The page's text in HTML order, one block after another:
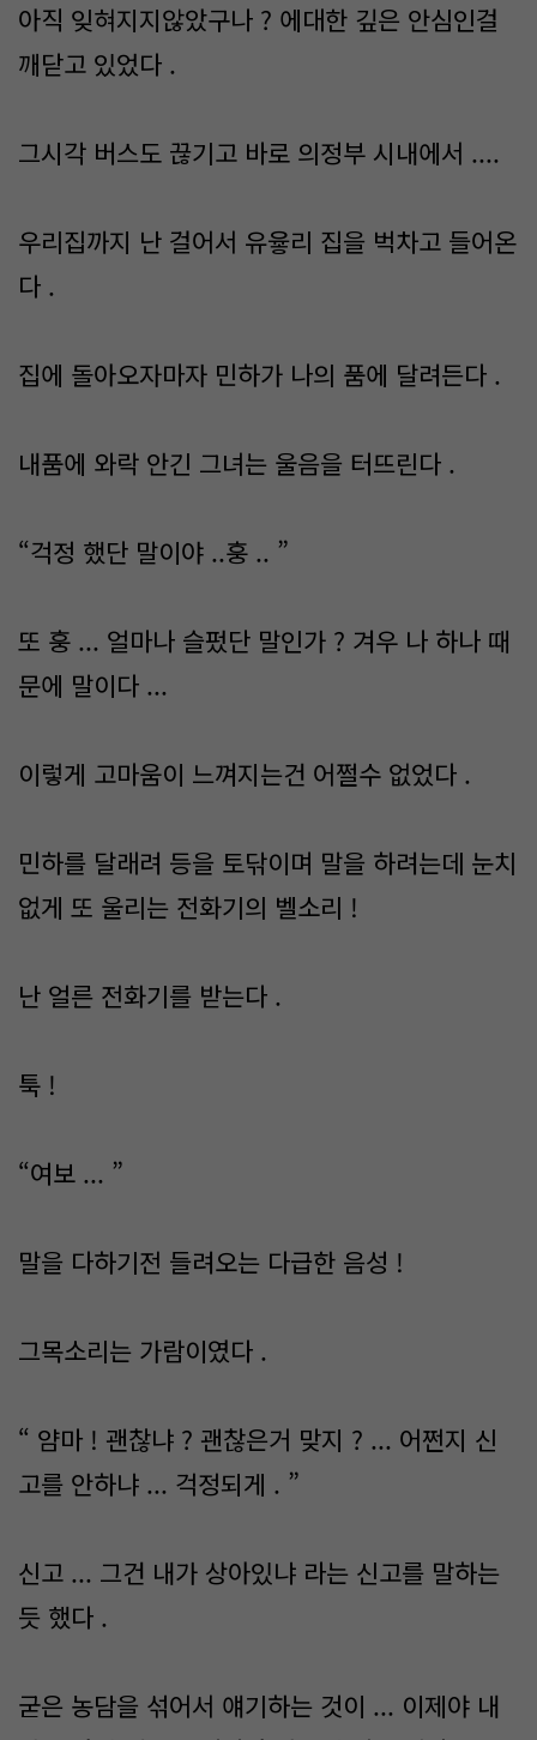
아직 잊혀지지않았구나 ? 에대한 깊은 안심인걸
깨닫고 있었다 .
그시각 버스도 끊기고 바로 의정부 시내에서 ....
우리집까지 난 걸어서 유윻리 집을 벅차고 들어온
다 .
집에 돌아오자마자 민하가 나의 품에 달려든다 .
내품에 와락 안긴 그녀는 울음을 터뜨린다 .
“걱정 했단 말이야 ..훙 .. ”
또 훙 ... 얼마나 슬펐단 말인가 ? 겨우 나 하나 때
문에 말이다 ...
이렇게 고마움이 느껴지는건 어쩔수 없었다 .
민하를 달래려 등을 토닦이며 말을 하려는데 눈치
없게 또 울리는 전화기의 벨소리 !
난 얼른 전화기를 받는다 .
툭 !
“여보 ... ”
말을 다하기전 들려오는 다급한 음성 !
그목소리는 가람이였다 .
“ 얌마 ! 괜찮냐 ? 괜찮은거 맞지 ? ... 어쩐지 신
고를 안하냐 ... 걱정되게 . ”
신고 ... 그건 내가 상아있냐 라는 신고를 말하는
듯 했다 .
굳은 농담을 섞어서 얘기하는 것이 ... 이제야 내